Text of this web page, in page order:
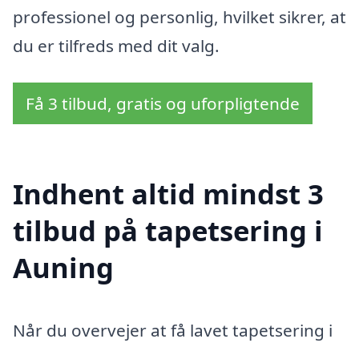
professionel og personlig, hvilket sikrer, at
du er tilfreds med dit valg.
Få 3 tilbud, gratis og uforpligtende
Indhent altid mindst 3
tilbud på tapetsering i
Auning
Når du overvejer at få lavet tapetsering i